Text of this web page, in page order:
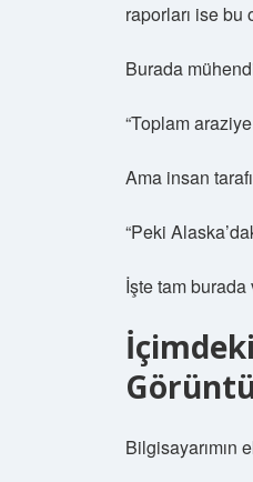
raporları ise bu
Burada
“Toplam
Ama insan
“Peki
İşte tam burada
Bilgisayarımın